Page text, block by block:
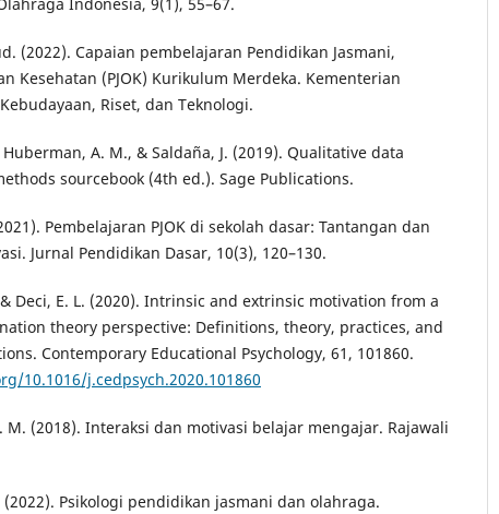
(2022). Capaian pembelajaran Pendidikan Jasmani,
Kesehatan (PJOK) Kurikulum Merdeka. Kementerian
Riset, dan Teknologi.
A. M., & Saldaña, J. (2019). Qualitative data
sourcebook (4th ed.). Sage Publications.
Pembelajaran PJOK di sekolah dasar: Tantangan dan
Jurnal Pendidikan Dasar, 10(3), 120–130.
& Deci, E. L. (2020). Intrinsic and extrinsic motivation from a
theory perspective: Definitions, theory, practices, and
Contemporary Educational Psychology, 61, 101860.
10.1016/j.cedpsych.2020.101860
M. (2018). Interaksi dan motivasi belajar mengajar. Rajawali
(2022). Psikologi pendidikan jasmani dan olahraga.